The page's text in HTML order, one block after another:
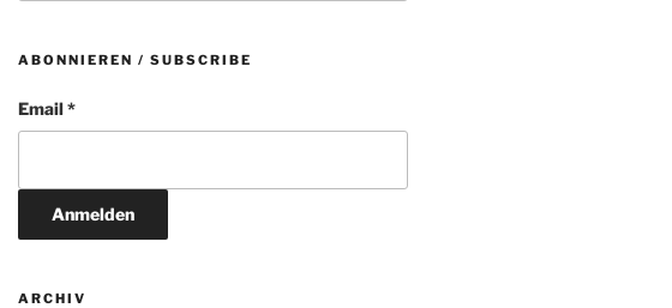
ABONNIEREN / SUBSCRIBE
Email *
ARCHIV